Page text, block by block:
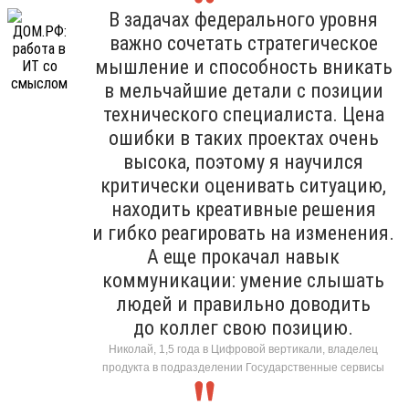
В задачах федерального уровня
важно сочетать стратегическое
мышление и способность вникать
в мельчайшие детали с позиции
технического специалиста. Цена
ошибки в таких проектах очень
высока, поэтому я научился
критически оценивать ситуацию,
находить креативные решения
и гибко реагировать на изменения.
А еще прокачал навык
коммуникации: умение слышать
людей и правильно доводить
до коллег свою позицию.
Николай, 1,5 года в Цифровой вертикали, владелец
продукта в подразделении Государственные сервисы